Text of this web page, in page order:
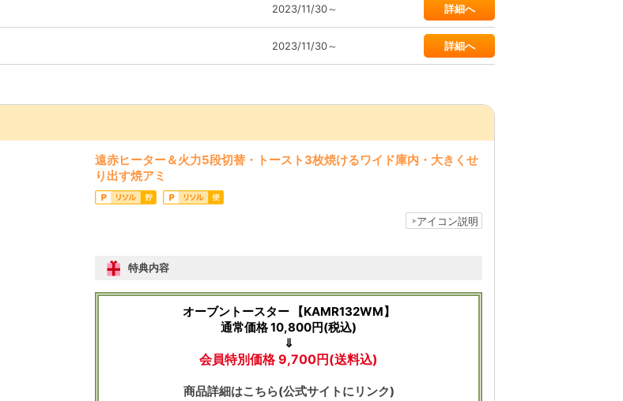
2023/11/30～ 詳細へ
2023/11/30～ 詳細へ
遠赤ヒーター＆火力5段切替・トースト3枚焼けるワイド庫内・大きくせ
り出す焼アミ
アイコン説明
特典内容
オーブントースター 【KAMR132WM】
通常価格 10,800円(税込)
⇓
会員特別価格 9,700円(送料込)
商品詳細はこちら(公式サイトにリンク)